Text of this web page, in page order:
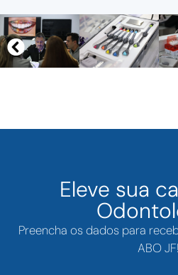
Eleve sua
Preencha os dados para
ABO JF!